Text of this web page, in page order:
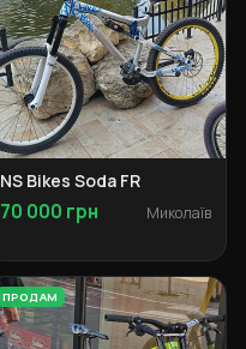
NS Bikes Soda FR
70 000 грн Миколаїв
ПРОДАМ